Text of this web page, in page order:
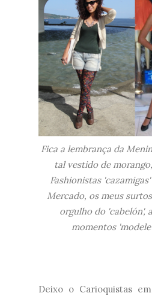
Fica a lembrança da
tal vestido de
Fashionistas
Mercado, os meus
orgulho do 'cabelón',
momentos
Deixo o Carioquistas